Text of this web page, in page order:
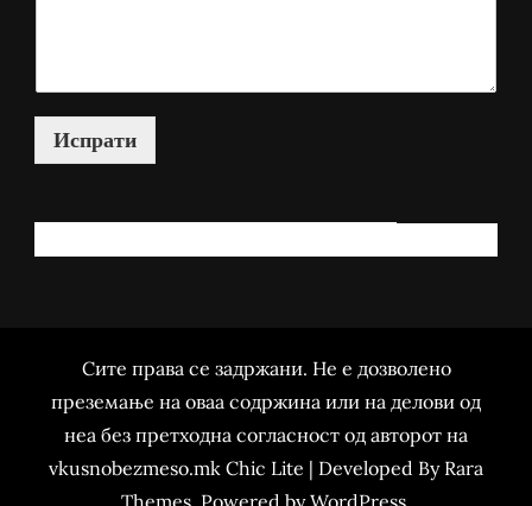
Испрати
Сите права се задржани. Не е дозволено
преземање на оваа содржина или на делови од
неа без претходна согласност од авторот на
vkusnobezmeso.mk Chic Lite | Developed By Rara
Themes . Powered byWordPress